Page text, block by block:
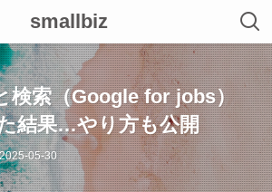
smallbiz
検索（Google for jobs）
結果…やり方も公開
05-30